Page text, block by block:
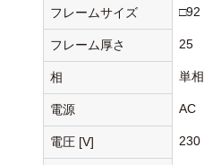
フレームサイズ □92
フレーム厚さ 25
相 単相
電源 AC
電圧 [V] 230